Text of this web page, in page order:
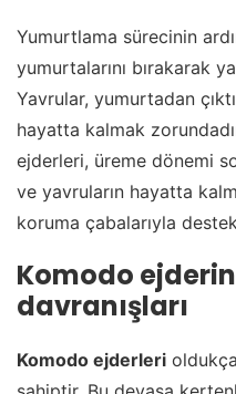
Yumurtlama sürecinin
yumurtalarını bırakarak
Yavrular, yumurtadan
hayatta kalmak
ejderleri, üreme dönemi
ve yavruların hayatta
koruma çabalarıyla
Komodo
davranışları
Komodo ejderleri